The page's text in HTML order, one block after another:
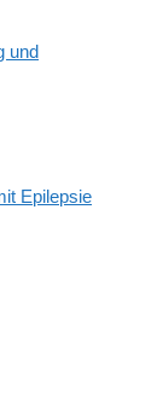
und
Epilepsie